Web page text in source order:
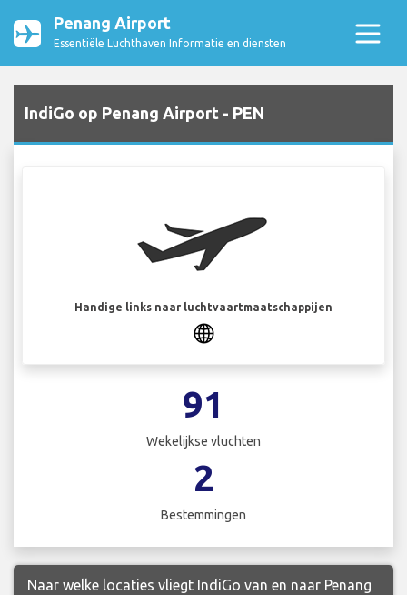
Penang Airport
Essentiële Luchthaven Informatie en diensten
IndiGo op Penang Airport - PEN
Handige links naar luchtvaartmaatschappijen
91
Wekelijkse vluchten
2
Bestemmingen
Naar welke locaties vliegt IndiGo van en naar Penang